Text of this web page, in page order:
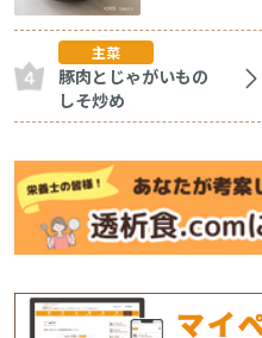
主菜
豚肉とじゃがいもの
しそ炒め